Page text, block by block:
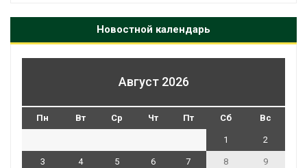
Новостной календарь
Август 2026
Пн Вт Ср Чт Пт Сб Вс
1 2
3 4 5 6 7 8 9